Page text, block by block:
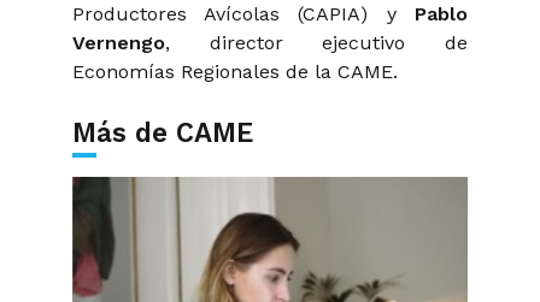
Productores Avícolas (CAPIA) y Pablo
Vernengo, director ejecutivo de
Economías Regionales de la CAME.
Más de CAME